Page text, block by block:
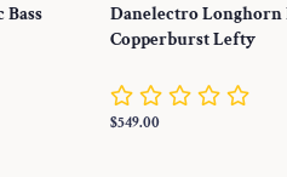
Danelectro Longhorn
Copperburst Lefty
Normaler
$549.00